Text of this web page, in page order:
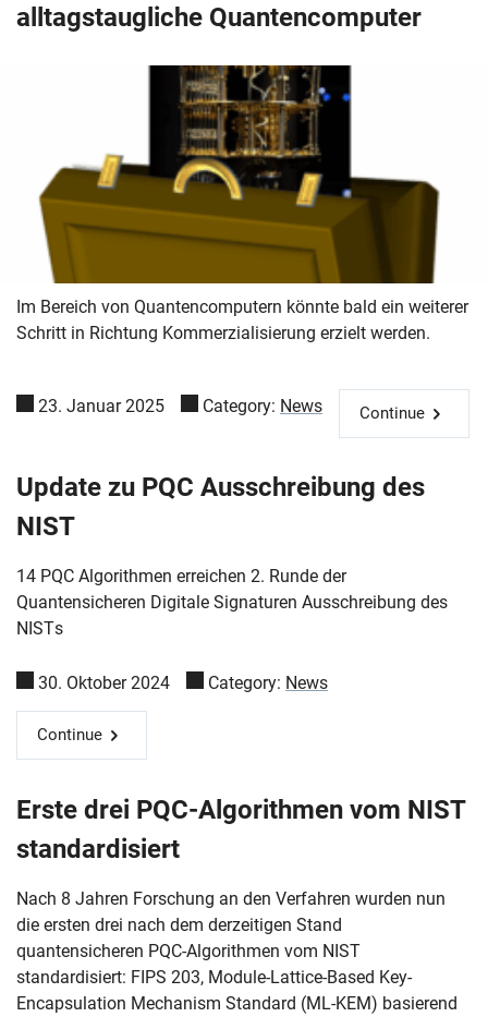
alltagstaugliche Quantencomputer
Im Bereich von Quantencomputern könnte bald ein weiterer
Schritt in Richtung Kommerzialisierung erzielt werden.
23. Januar 2025 Category: News Continue
Update zu PQC Ausschreibung des
NIST
14 PQC Algorithmen erreichen 2. Runde der
Quantensicheren Digitale Signaturen Ausschreibung des
NISTs
30. Oktober 2024 Category: News
Continue
Erste drei PQC-Algorithmen vom NIST
standardisiert
Nach 8 Jahren Forschung an den Verfahren wurden nun
die ersten drei nach dem derzeitigen Stand
quantensicheren PQC-Algorithmen vom NIST
standardisiert: FIPS 203, Module-Lattice-Based Key-
Encapsulation Mechanism Standard (ML-KEM) basierend